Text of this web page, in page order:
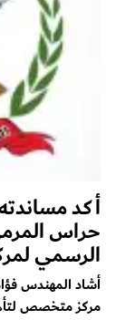
أكد
حراس
الرسمي
أشاد المهندس
مركز متخصص